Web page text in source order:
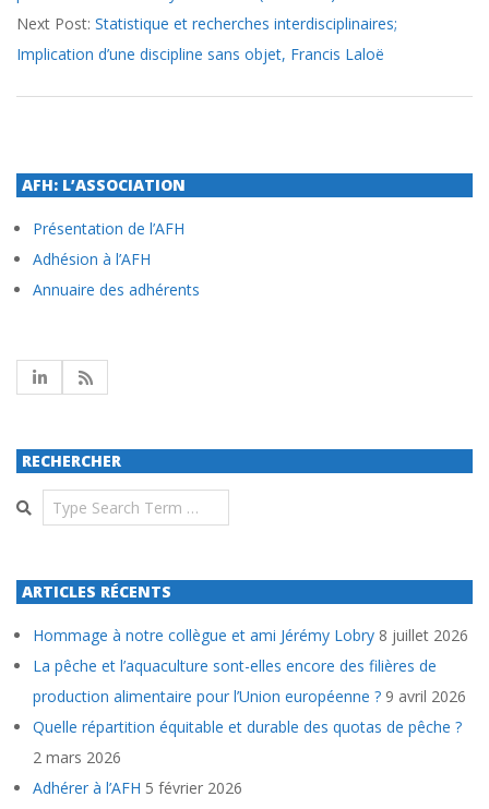
Next Post: Statistique et recherches interdisciplinaires;
Implication d’une discipline sans objet, Francis Laloë
AFH: L’ASSOCIATION
Présentation de l’AFH
Adhésion à l’AFH
Annuaire des adhérents
RECHERCHER
Search
ARTICLES RÉCENTS
Hommage à notre collègue et ami Jérémy Lobry 8 juillet 2026
La pêche et l’aquaculture sont-elles encore des filières de
production alimentaire pour l’Union européenne ? 9 avril 2026
Quelle répartition équitable et durable des quotas de pêche ?
2 mars 2026
Adhérer à l’AFH 5 février 2026